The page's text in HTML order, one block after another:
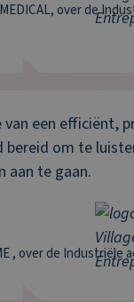
, over de
van een efficiënt,
bereid om te
aan te gaan.
, over de Industriële